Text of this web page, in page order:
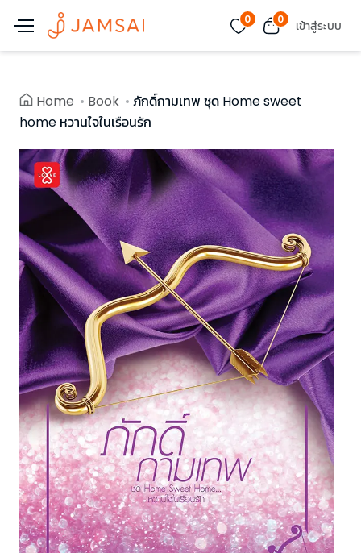
0 0 เข้าสู่ระบบ
Home Book
ภักดิ์กามเทพ ชุด Home sweet
home หวานใจในเรือนรัก